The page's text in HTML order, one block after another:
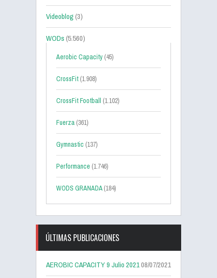
Videoblog(3)
WODs(5.560)
Aerobic Capacity (45)
CrossFit (1.908)
CrossFit Football (1.102)
Fuerza (361)
Gymnastic (137)
Performance (1.746)
WODS GRANADA(184)
ÚLTIMAS PUBLICACIONES
AEROBIC CAPACITY 9 Julio 202108/07/2021